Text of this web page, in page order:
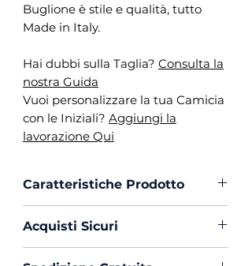
Buglione è stile e qualità, tutto
Made in Italy.
Hai dubbi sulla Taglia? Consulta la
nostra Guida
Vuoi personalizzare la tua Camicia
con le Iniziali? Aggiungi la
lavorazione Qui
Caratteristiche Prodotto
Collo : Napoletano
Polso :Tondo
Acquisti Sicuri